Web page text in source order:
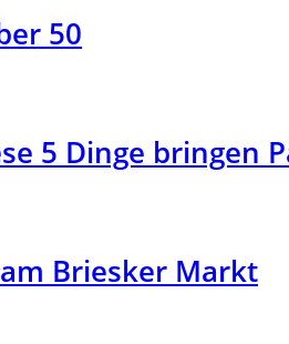
50
5 Dinge bringen
Briesker Markt